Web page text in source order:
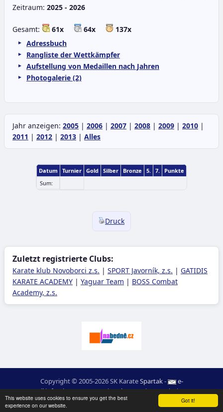
Got it!
This website uses cookies to ensure you get the best
experience on our website.
Zeitraum: 2025 - 2026
Gesamt: 61x 64x
137x
Adressbuch
Rangliste der Wettkämpfer
Aufstellung von Medaillen nach Jahren
Photogalerie (2)
Jahr anzeigen: 2005 | 2006 | 2007 | 2008 | 2009 | 2010 |
2011 | 2012 | 2013 | Alles
Datum Turnier Gold Silber Bronze 5. 7.
Punkte
Sum:
Druck
Zuletzt registrierte Clubs:
Karate klub Novoborci z.s. | SPORT Javorník, z.s. | GATIDIS
KARATE ACADEMY | Yaguar Team | BOSS Combat
Academy, z.s.
Copyright © 2005-2026 SK KarateSpartak-
e-
mail:moc.ceretarak@ofni|Web-Karte| Login|RSS
webdesign:Ing. Pavel Švojgr,ergebnisse karate : Mgr. Jiří Kotala